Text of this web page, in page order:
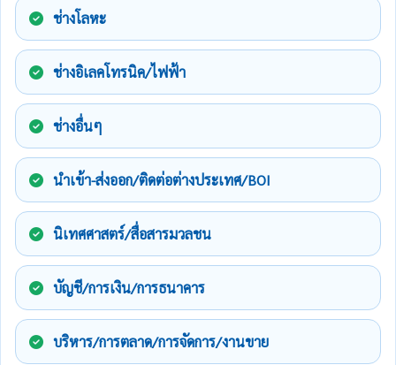
ช่างโลหะ
ช่างอิเลคโทรนิค/ไฟฟ้า
ช่างอื่นๆ
นำเข้า-ส่งออก/ติดต่อต่างประเทศ/BOI
นิเทศศาสตร์/สื่อสารมวลชน
บัญชี/การเงิน/การธนาคาร
บริหาร/การตลาด/การจัดการ/งานขาย